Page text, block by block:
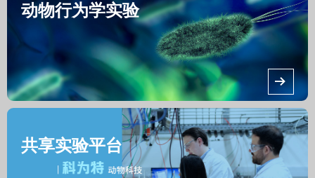
动物行为学实验
뀠
共享实验平台